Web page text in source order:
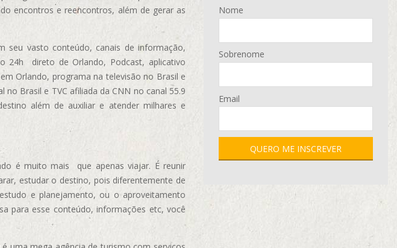
encontros e reencontros, além de gerar as
seu vasto conteúdo, canais de informação,
24h direto de Orlando, Podcast, aplicativo
Orlando, programa na televisão no Brasil e
no Brasil e TVC afiliada da CNN no canal 55.9
além de auxiliar e atender milhares e
é muito mais que apenas viajar. É reunir
estudar o destino, pois diferentemente de
e planejamento, ou o aproveitamento
para esse conteúdo, informações etc, você
Nome
Sobrenome
Email